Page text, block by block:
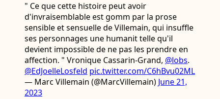
" Ce que cette histoire peut avoir
d'invraisemblable est gomm par la prose
sensible et sensuelle de Villemain, qui insuffle
ses personnages une humanit telle qu'il
devient impossible de ne pas les prendre en
affection. " Vronique Cassarin-Grand, @lobs.
@EdJoelleLosfeld pic.twitter.com/C6hBvu02ML
— Marc Villemain (@MarcVillemain) June 21,
2023